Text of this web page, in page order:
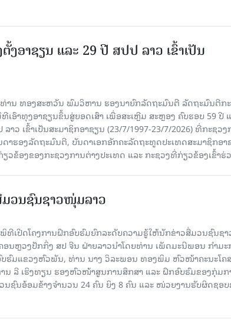
ງອາຊຽນ ແລະ 29 ປີ ສປປ ລາວ ເຂົ້າເປັນ
ານ ທອງສະຫວັນ ພົມວິຫານ ຮອງນາຍົກລັດຖະມົນຕີ ລັດຖະມົນຕີກ
ເອົາທຸງອາຊຽນຂຶ້ນສູ່ຍອດເສົາ ເພື່ອສະເຫຼີມ ສະຫຼອງ ຄົບຮອບ 59 ປີ
ວ ເຂົ້າເປັນສະມາຊິກອາຊຽນ (23/7/1997-23/7/2026) ທີ່ກະຊວງ
າຮອງລັດຖະມົນຕີ, ບັນດາເອກອັກຄະລັດຖະທູດປະເທດສະມາຊິກອາ
ວຂ້ອງຂອງກະຊວງການຕ່າງປະເທດ ແລະ ກະຊວງທີ່ກ່ຽວຂ້ອງເຂົ້າຮ່
ມວນຊົນຊາວໜຸ່ມລາວ
ທີເປີດໂຄງການຝຶກອົບຮົມຍົກລະດັບຄວາມຮູ້ໃຫ້ນັກຂ່າວສື່ມວນຊົນຊ
ນຫຼວງປັກກິ່ງ ສປ ຈີນ ຝ່າຍລາວນໍາໂດຍທ່ານ ເພັດມະນີພອນ ກຳມະ
ຮົມແຂວງຫົວພັນ, ທ່ານ ນາງ ວິລະພອນ ທອງພິມ ຫົວໜ້າຄະນະໂຄ
ນ ລີ ເຮິງທຽນ ຮອງຫົວໜ້າສູນການສຶກສາ ແລະ ຝຶກອົບຮົມຂອງກຸ່ມ
ນອ້ອມຂ້າງຈຳນວນ 24 ຄົນ ຍິງ 8 ຄົນ ແລະ ໜ່ວຍງານຮັບຜິດຊອ